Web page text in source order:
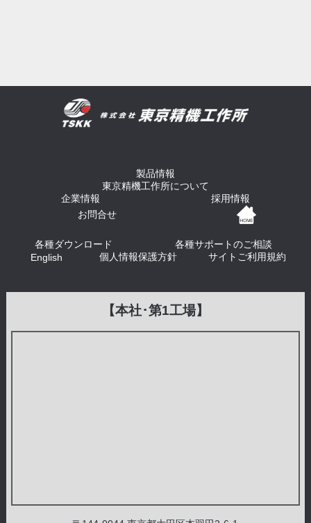
製品情報
東京精機工作所について
企業情報
採用情報
お問合せ
各種ダウンロード
各種サポートのご相談
English
個人情報保護方針 サイトご利用規約
【本社･第1工場】